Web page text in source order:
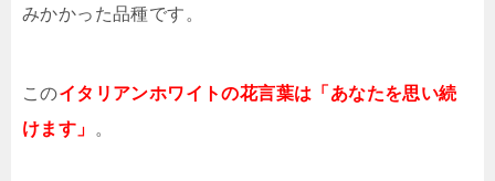
みかかった品種です。
このイタリアンホワイトの花言葉は「あなたを思い続
けます」
。